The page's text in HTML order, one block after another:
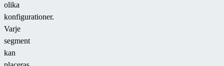
olika
konfigurationer.
Varje
segment
kan